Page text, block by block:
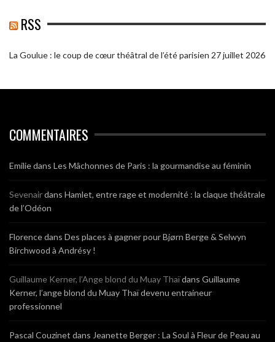
RSS
La Goulue : le coup de cœur théâtral de l’été parisien 27 juillet 2026
COMMENTAIRES
Emiliedans Les Mâchonnes de Paris : la gourmandise au féminin
Sevenairdans Hamlet, entre rage et modernité : la claque théâtrale
de l’Odéon
Florencedans Des places à gagner pour Bjørn Berge & Selwyn
Birchwood à Andrésy !
Guillaume Kerner, l’Ange blond du Muay Thaïdans Guillaume
Kerner, l’ange blond du Muay Thaï devenu entraineur
professionnel
Pascal Couzinet dans Jeanette Berger : La Soul à Fleur de Peau au